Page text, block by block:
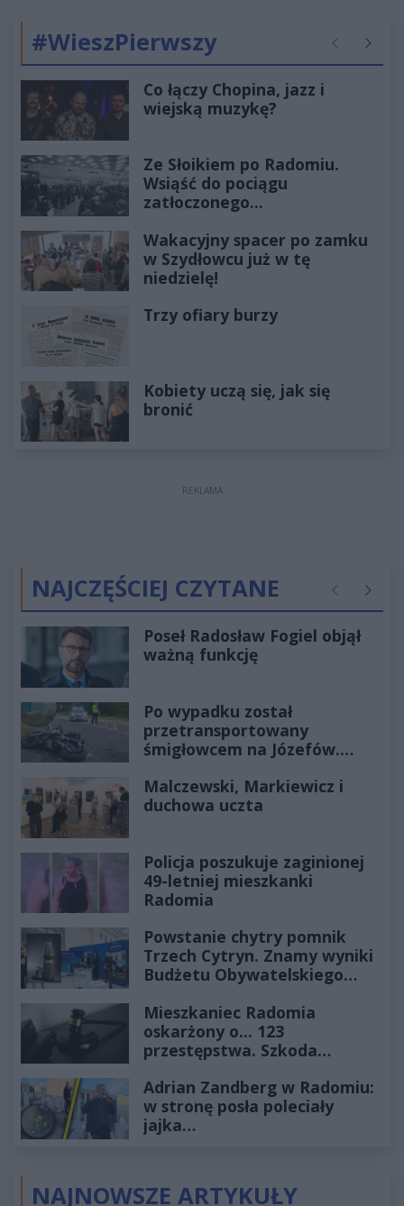
#WieszPierwszy Poprzednie
Co łączy Chopina, jazz i
wiejską muzykę?
Ze Słoikiem po Radomiu.
Wsiąść do pociągu
zatłoczonego...
Wakacyjny spacer po zamku
w Szydłowcu już w tę
niedzielę!
Trzy ofiary burzy
Kobiety uczą się, jak się
bronić
REKLAMA
NAJCZĘŚCIEJ CZYTANE Poprzednie
Poseł Radosław Fogiel objął
ważną funkcję
Po wypadku został
przetransportowany
śmigłowcem na Józefów.
Malczewski, Markiewicz i
duchowa uczta
Policja poszukuje zaginionej
49-letniej mieszkanki
Radomia
Powstanie chytry pomnik
Trzech Cytryn. Znamy wyniki
Budżetu Obywatelskiego
Mieszkaniec Radomia
oskarżony o... 123
przestępstwa. Szkoda
złotych
Adrian Zandberg w Radomiu:
w stronę posła poleciały
jajka…
NAJNOWSZE ARTYKUŁY